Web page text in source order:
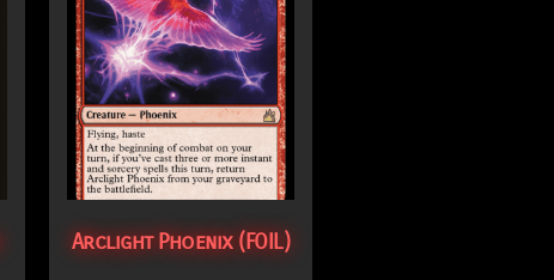
Arclight Phoenix (FOIL)